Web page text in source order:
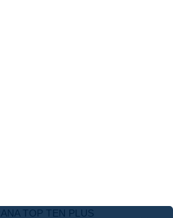
TOP TEN PLUS